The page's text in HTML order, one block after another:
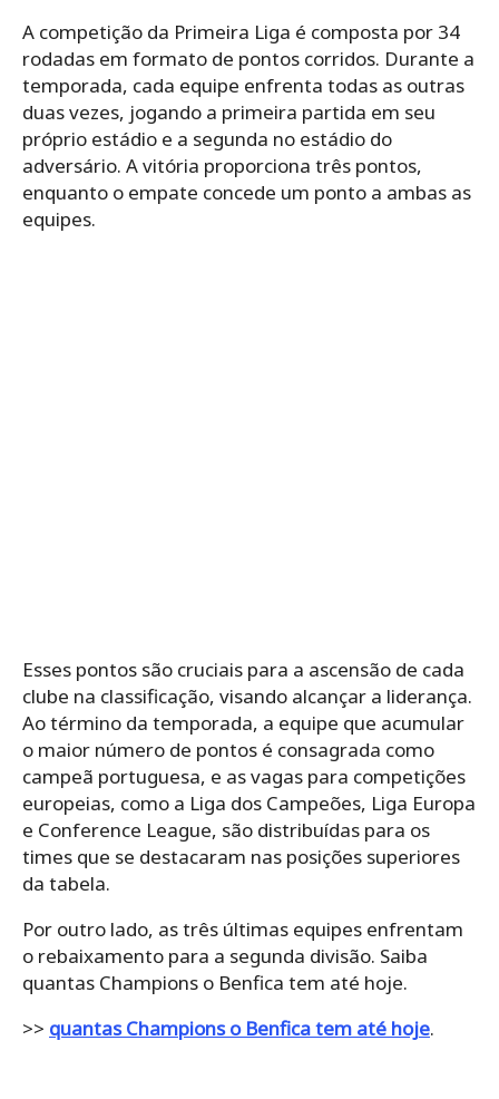
A competição da Primeira Liga é composta por 34
rodadas em formato de pontos corridos. Durante a
temporada, cada equipe enfrenta todas as outras
duas vezes, jogando a primeira partida em seu
próprio estádio e a segunda no estádio do
adversário. A vitória proporciona três pontos,
enquanto o empate concede um ponto a ambas as
equipes.
Esses pontos são cruciais para a ascensão de cada
clube na classificação, visando alcançar a liderança.
Ao término da temporada, a equipe que acumular
o maior número de pontos é consagrada como
campeã portuguesa, e as vagas para competições
europeias, como a Liga dos Campeões, Liga Europa
e Conference League, são distribuídas para os
times que se destacaram nas posições superiores
da tabela.
Por outro lado, as três últimas equipes enfrentam
o rebaixamento para a segunda divisão. Saiba
quantas Champions o Benfica tem até hoje.
>> quantas Champions o Benfica tem até hoje.